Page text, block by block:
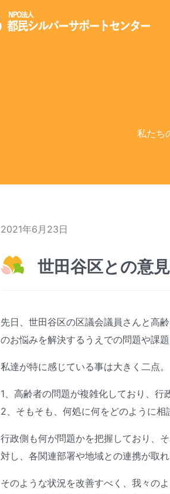
私たち
2021年6月23日
世田谷区との意
先日、世田谷区の区議会議員さんと高
のお悩みを解決するうえでの問題や課
私達が特に感じている事は大きく二点。
1、高齢者の問題が複雑化しており、
2、そもそも、何処に何をどのように
行政側も何が問題かを把握しており、
対し、各関連部署や地域との連携が取
そのような状況を改善すべく、我々の